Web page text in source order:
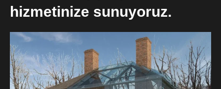
hizmetinize sunuyoruz.